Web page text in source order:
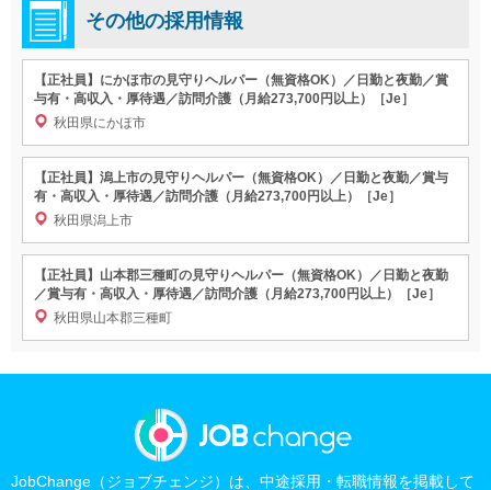
その他の採用情報
【正社員】にかほ市の見守りヘルパー（無資格OK）／日勤と夜勤／賞
与有・高収入・厚待遇／訪問介護（月給273,700円以上）［Je］
秋田県にかほ市
【正社員】潟上市の見守りヘルパー（無資格OK）／日勤と夜勤／賞与
有・高収入・厚待遇／訪問介護（月給273,700円以上）［Je］
秋田県潟上市
【正社員】山本郡三種町の見守りヘルパー（無資格OK）／日勤と夜勤
／賞与有・高収入・厚待遇／訪問介護（月給273,700円以上）［Je］
秋田県山本郡三種町
JobChange（ジョブチェンジ）は、中途採用・転職情報を掲載して